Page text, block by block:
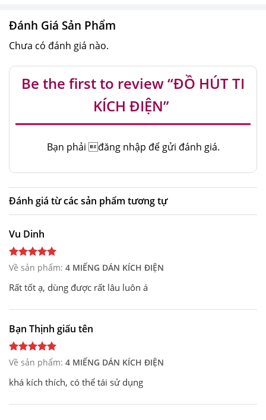
Đánh Giá Sản Phẩm
Chưa có đánh giá nào.
Be the first to review “ĐỒ HÚT TI
KÍCH ĐIỆN”
Bạn phải đăng nhập để gửi đánh giá.
Đánh giá từ các sản phẩm tương tự
Vu Dinh
Về sản phẩm: 4 MIẾNG DÁN KÍCH ĐIỆN
Rất tốt ạ, dùng được rất lâu luôn á
Bạn Thịnh giấu tên
Về sản phẩm: 4 MIẾNG DÁN KÍCH ĐIỆN
khá kích thích, có thể tái sử dụng